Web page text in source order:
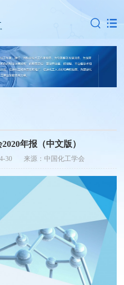
年报（中文版）
30 来源：中国化工学会